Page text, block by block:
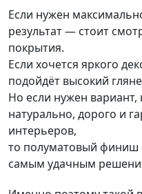
Если нужен
результат — стоит
покрытия.
Если хочется яркого
подойдёт высокий
Но если нужен
натурально, дорого и
интерьеров,
то полуматовый финиш
самым удачным